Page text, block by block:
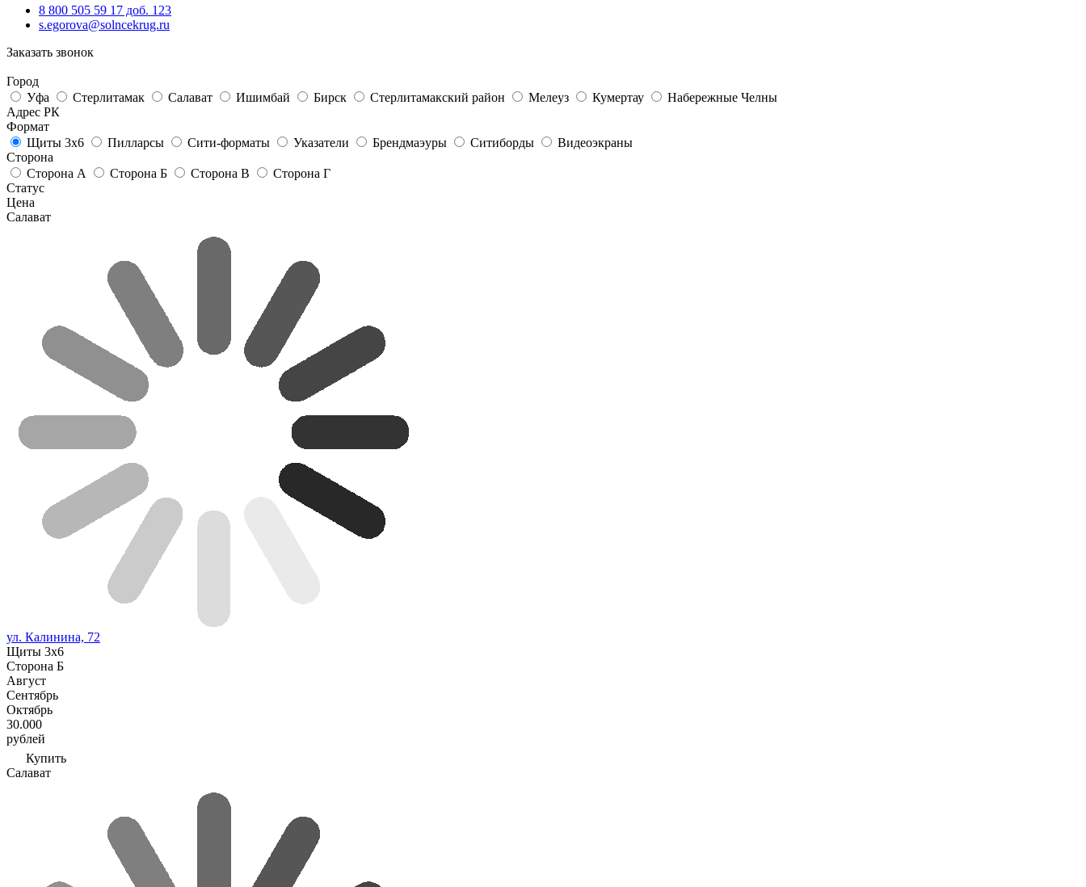
8 800 505 59 17 доб. 123
s.egorova@solncekrug.ru
Заказать звонок
Город
Уфа
Стерлитамак Салават Ишимбай Бирск Стерлитамакский район Мелеуз Кумертау
Набережные Челны
Адрес РК
Формат
Щиты 3х6
Пилларсы Сити-форматы Указатели Брендмаэуры Ситиборды
Видеоэкраны
Сторона
Сторона А
Сторона Б Сторона В
Сторона Г
Статус
Цена
Салават
ул. Калинина, 72
Щиты 3х6
Сторона Б
Август
Сентябрь
Октябрь
30.000
рублей
Купить
Салават